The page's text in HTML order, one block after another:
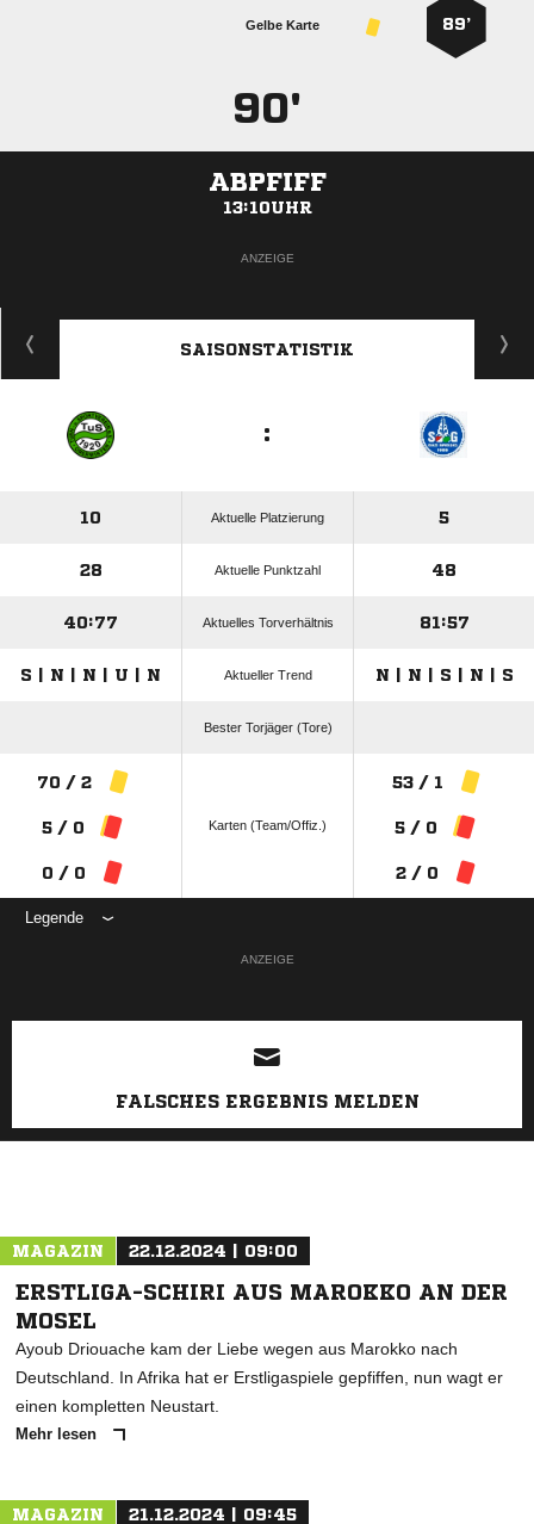
89’
Gelbe Karte
90'
ABPFIFF
13:10UHR
ANZEIGE
SAISONSTATISTIK
:
10 Aktuelle Platzierung 5
28 Aktuelle Punktzahl 48
40:77 Aktuelles Torverhältnis 81:57
S | N | N | U | N Aktueller Trend N | N | S | N | S
Bester Torjäger (Tore)
70 / 2
5 / 0
0 / 0
Karten (Team/Offiz.)
53 / 1
5 / 0
2 / 0
Legende
ANZEIGE
FALSCHES ERGEBNIS MELDEN
MAGAZIN 22.12.2024 | 09:00
ERSTLIGA-SCHIRI AUS MAROKKO AN DER
MOSEL
Ayoub Driouache kam der Liebe wegen aus Marokko nach
Deutschland. In Afrika hat er Erstligaspiele gepfiffen, nun wagt er
einen kompletten Neustart.
Mehr lesen
MAGAZIN 21.12.2024 | 09:45